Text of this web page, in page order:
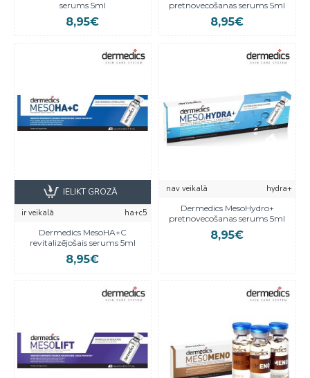
serums 5ml
8,95€
pretnovecošanas serums 5ml
8,95€
ir veikalā
ha+c5
Dermedics MesoHA+C
revitalizējošais serums 5ml
8,95€
IELIKT GROZĀ nav veikalā
hydra+
Dermedics MesoHydro+
pretnovecošanas serums 5ml
8,95€